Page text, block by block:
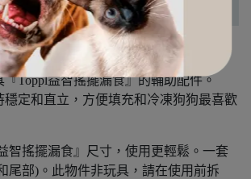
防漏狗】
Toppl益智搖擺漏食』的輔助配件。
穩定和直立，方便填充和冷凍狗狗最喜歡
智搖擺漏食』尺寸，使用更輕鬆。一套
尾部)。此物件非玩具，請在使用前拆